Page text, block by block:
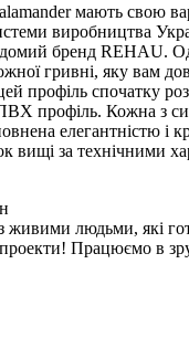
мають свою
виробництва
бренд REHAU.
гривні, яку вам
профіль спочатку
профіль. Кожна з
елегантністю і
вищі за технічними
живими людьми, які
проекти! Працюємо в